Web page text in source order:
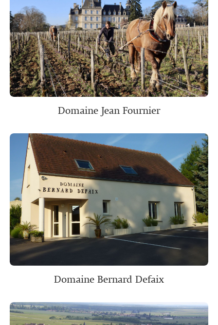
Domaine Jean Fournier
Domaine Bernard Defaix